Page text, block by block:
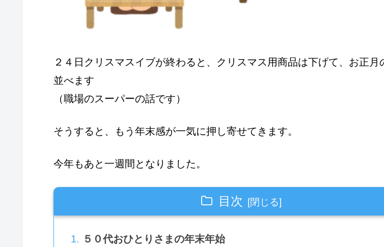
２４日クリスマスイブが終わると、クリスマス用商品は下げて、お正月
並べます
（職場のスーパーの話です）
そうすると、もう年末感が一気に押し寄せてきます。
今年もあと一週間となりました。
目次
５０代おひとりさまの年末年始